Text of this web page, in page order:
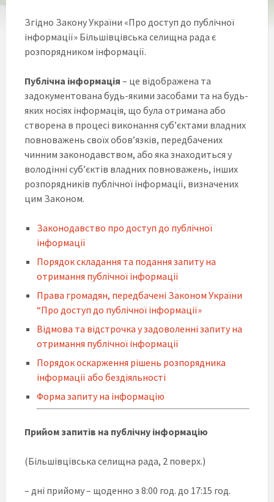
Згідно Закону України «Про доступ до публічної
інформації» Більшівцівська селищна рада є
розпорядником інформації.
Публічна інформація – це відображена та
задокументована будь-якими засобами та на будь-
яких носіях інформація, що була отримана або
створена в процесі виконання суб’єктами владних
повноважень своїх обов’язків, передбачених
чинним законодавством, або яка знаходиться у
володінні суб’єктів владних повноважень, інших
розпорядників публічної інформації, визначених
цим Законом.
Законодавство про доступ до публічної
інформації
Порядок складання та подання запиту на
отримання публічної інформації
Права громадян, передбачені Законом України
“Про доступ до публічної інформації»
Відмова та відстрочка у задоволенні запиту на
отримання публічної інформації
Порядок оскарження рішень розпорядника
інформації або бездіяльності
Форма запиту на інформацію
Прийом запитів на публічну інформацію
(Більшівцівська селищна рада, 2 поверх.)
– дні прийому – щоденно з 8:00 год. до 17:15 год.